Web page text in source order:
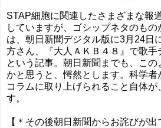
STAP細胞に関連したさまざまな報
していますが、ゴシップネタのも
は、朝日新聞デジタル版に3月24日
方さん、『大人ＡＫＢ４８』で歌手
という記事。朝日新聞までも、こ
かと思うと、愕然とします。科学者
コラムに取り上げられること自体
す。
【＊その後朝日新聞からお詫びが出